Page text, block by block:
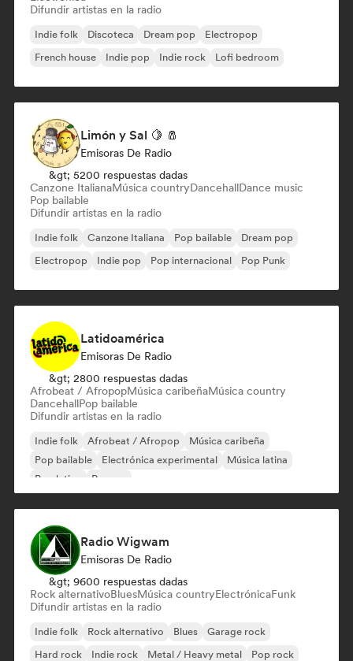
Difundir artistas en la radio
Indie folk Discoteca Dream pop
Electropop
French house
Indie pop Indie rock Lofi bedroom
Limón y Sal 🍋 🧂
Emisoras De Radio
&gt; 5200 respuestas dadas
Canzone ItalianaMúsica countryDancehallDance music
Pop bailable
Difundir artistas en la radio
Indie folk Canzone Italiana Pop bailable
Dream pop
Electropop
Indie pop Pop internacional Pop Punk
Latidoamérica
Emisoras De Radio
&gt; 2800 respuestas dadas
Afrobeat / AfropopMúsica caribeñaMúsica country
DancehallPop bailable
Difundir artistas en la radio
Indie folk Afrobeat / Afropop
Música caribeña
Pop bailable
Electrónica experimental
Música latina
Pop latino
Reggae
Radio Wigwam
Emisoras De Radio
&gt; 9600 respuestas dadas
Rock alternativoBluesMúsica countryElectrónicaFunk
Difundir artistas en la radio
Indie folk Rock alternativo Blues
Garage rock
Hard rock
Indie rock Metal / Heavy metal Pop rock